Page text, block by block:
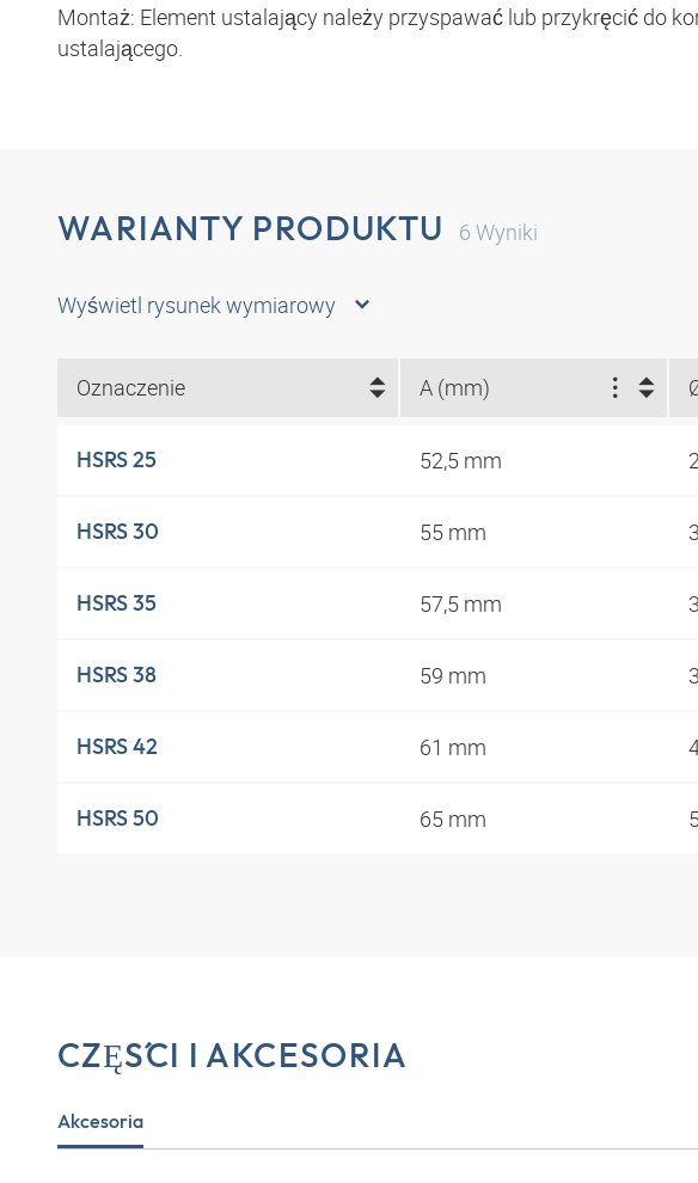
Montaż: Element ustalający należy przyspawać lub przykręcić do
ustalającego.
WARIANTY PRODUKTU 6 Wyniki
Wyświetl rysunek wymiarowy
Oznaczenie A (mm)
HSRS 25 52,5 mm
HSRS 30 55 mm
HSRS 35 57,5 mm
HSRS 38 59 mm
HSRS 42 61 mm
HSRS 50 65 mm
CZĘŚCI I AKCESORIA
Akcesoria